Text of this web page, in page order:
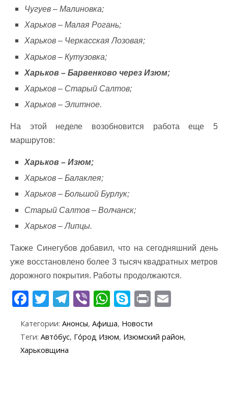
Чугуев – Малиновка;
Харьков – Малая Рогань;
Харьков – Черкасская Лозовая;
Харьков – Кутузовка;
Харьков – Барвенково через Изюм;
Харьков – Старый Салтов;
Харьков – Элитное.
На этой неделе возобновится работа еще 5
маршрутов:
Харьков – Изюм;
Харьков – Балаклея;
Харьков – Большой Бурлук;
Старый Салтов – Волчанск;
Харьков – Липцы.
Также Синегубов добавил, что на сегодняшний день
уже восстановлено более 3 тысяч квадратных метров
дорожного покрытия. Работы продолжаются.
F
e
b
T
itt
er
T
e
gr
Vi
b
er
W
at
S
y
Pr
t ai
Категории: Анонсы, Афиша, Новости
Теги: Авто́бус, Го́род Изюм, Изюмский район,
Харьковщина